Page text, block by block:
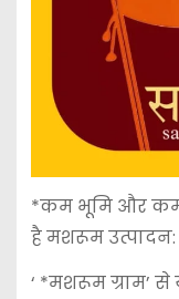
*कम भूमि और कम
है मशरूम उत्पादन:
‘ *मशरूम ग्राम’